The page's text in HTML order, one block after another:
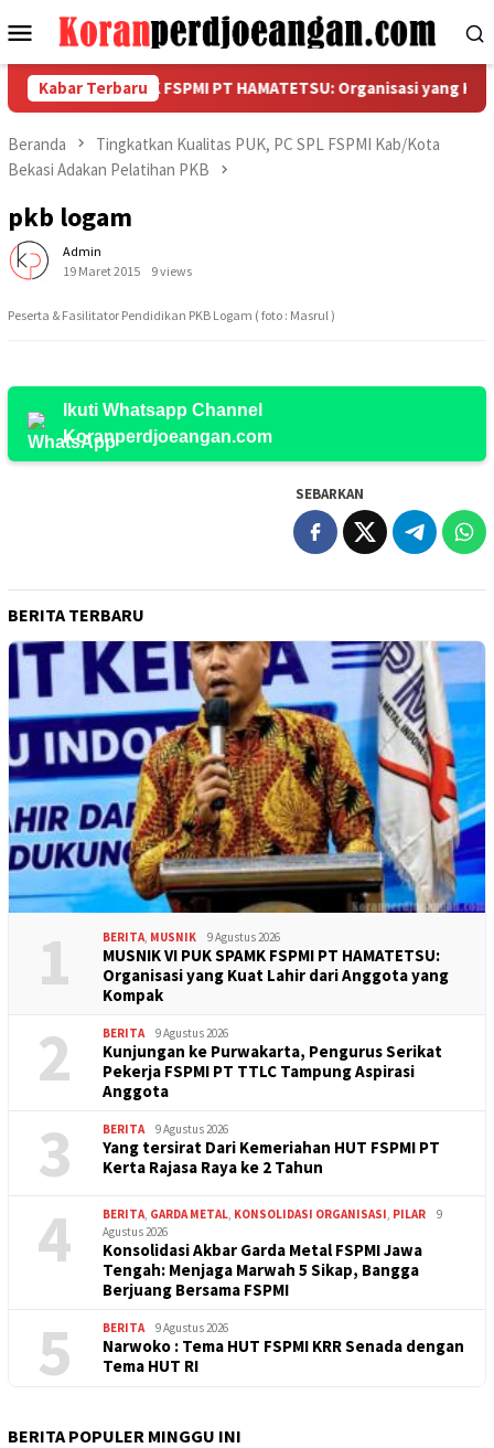
ke
Menu
Mobile
Kabar Terbaru
VI PUK SPAMK FSPMI PT HAMATETSU: Organisasi yang Kuat
Beranda
Tingkatkan Kualitas PUK, PC SPL FSPMI Kab/Kota
Bekasi Adakan Pelatihan PKB
pkb logam
Admin
19 Maret 2015
9 views
Peserta & Fasilitator Pendidikan PKB Logam ( foto : Masrul )
Ikuti Whatsapp Channel
Koranperdjoeangan.com
SEBARKAN
BERITA TERBARU
1 BERITA MUSNIK 9 Agustus 2026
MUSNIK VI PUK SPAMK FSPMI PT HAMATETSU:
Organisasi yang Kuat Lahir dari Anggota yang
Kompak
2 BERITA 9 Agustus 2026
Kunjungan ke Purwakarta, Pengurus Serikat
Pekerja FSPMI PT TTLC Tampung Aspirasi
Anggota
3 BERITA 9 Agustus 2026
Yang tersirat Dari Kemeriahan HUT FSPMI PT
Kerta Rajasa Raya ke 2 Tahun
4 BERITA GARDA METAL KONSOLIDASI ORGANISASI PILAR
9
Agustus 2026
Konsolidasi Akbar Garda Metal FSPMI Jawa
Tengah: Menjaga Marwah 5 Sikap, Bangga
Berjuang Bersama FSPMI
5 BERITA 9 Agustus 2026
Narwoko : Tema HUT FSPMI KRR Senada dengan
Tema HUT RI
BERITA POPULER MINGGU INI